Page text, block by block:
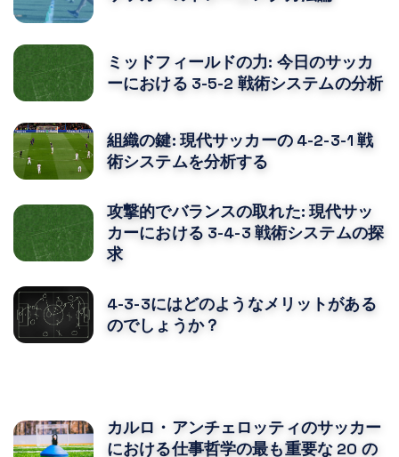
ミッドフィールドの力: 今日のサッカ
ーにおける 3-5-2 戦術システムの分析
組織の鍵: 現代サッカーの 4-2-3-1 戦
術システムを分析する
攻撃的でバランスの取れた: 現代サッ
カーにおける 3-4-3 戦術システムの探
求
4-3-3にはどのようなメリットがある
のでしょうか？
カルロ・アンチェロッティのサッカー
における仕事哲学の最も重要な 20 の